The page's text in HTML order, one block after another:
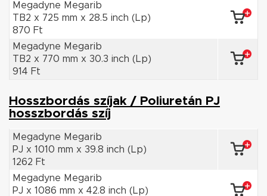
Megadyne Megarib
TB2 x 725 mm x 28.5 inch (Lp)
870 Ft
Megadyne Megarib
TB2 x 770 mm x 30.3 inch (Lp)
914 Ft
Hosszbordás szíjak / Poliuretán PJ
hosszbordás szíj
Megadyne Megarib
PJ x 1010 mm x 39.8 inch (Lp)
1262 Ft
Megadyne Megarib
PJ x 1086 mm x 42.8 inch (Lp)